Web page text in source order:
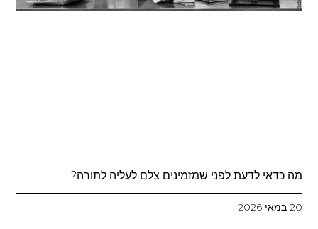
מה כדאי לדעת לפני שמזמינים צלם לעליה לתורה?
20 במאי 2026